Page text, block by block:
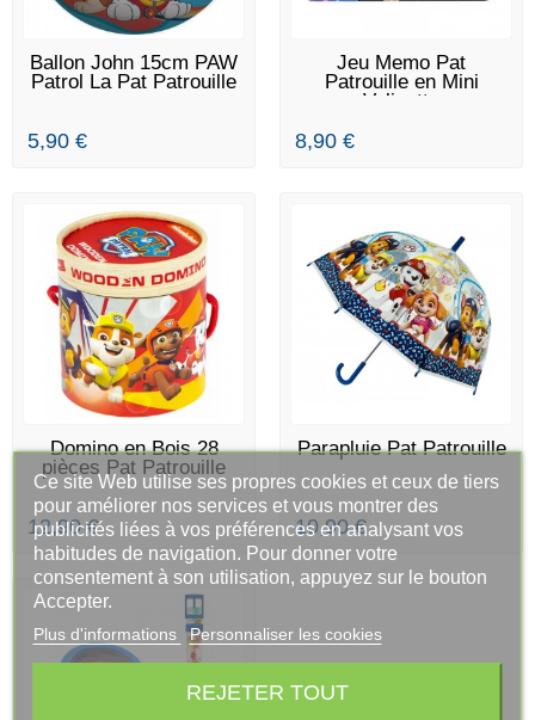
EN STOCK
Ballon John 15cm PAW
Patrol La Pat Patrouille
5,90 €
EN STOCK
Jeu Memo Pat
Patrouille en Mini
Valisette
8,90 €
RUPTURE DE STOCK
Domino en Bois 28
pièces Pat Patrouille
12,90 €
RUPTURE DE STOCK
Parapluie Pat Patrouille
10,90 €
Ce site Web utilise ses propres cookies et ceux de tiers
pour améliorer nos services et vous montrer des
publicités liées à vos préférences en analysant vos
habitudes de navigation. Pour donner votre
consentement à son utilisation, appuyez sur le bouton
Accepter.
Plus d'informations Personnaliser les cookies
REJETER TOUT